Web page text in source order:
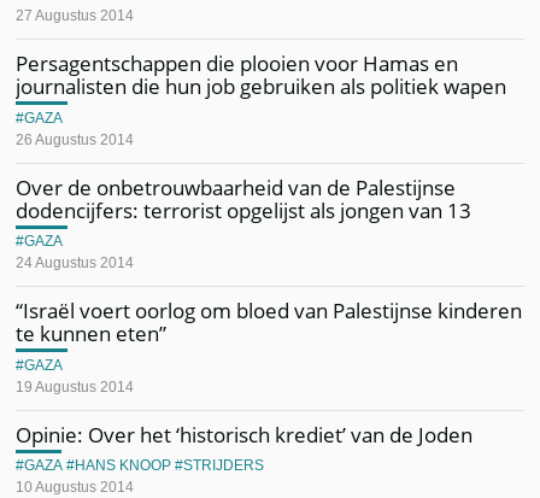
27 Augustus 2014
Persagentschappen die plooien voor Hamas en
journalisten die hun job gebruiken als politiek wapen
26 Augustus 2014
GAZA
Over de onbetrouwbaarheid van de Palestijnse
dodencijfers: terrorist opgelijst als jongen van 13
24 Augustus 2014
GAZA
“Israël voert oorlog om bloed van Palestijnse kinderen
te kunnen eten”
19 Augustus 2014
GAZA
Opinie: Over het ‘historisch krediet’ van de Joden
10 Augustus 2014
GAZA HANS KNOOP STRIJDERS